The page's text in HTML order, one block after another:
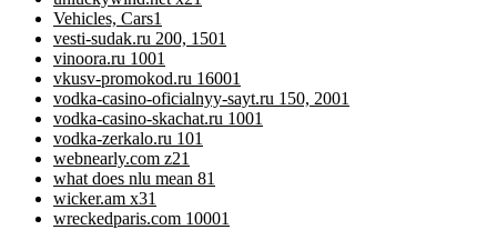
Vehicles, Cars1
vesti-sudak.ru 200, 1501
vinoora.ru 1001
vkusv-promokod.ru 16001
vodka-casino-oficialnyy-sayt.ru 150, 2001
vodka-casino-skachat.ru 1001
vodka-zerkalo.ru 101
webnearly.com z21
what does nlu mean 81
wicker.am x31
wreckedparis.com 10001